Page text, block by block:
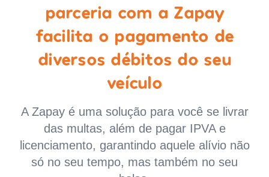
parceria com a Zapay
facilita o pagamento de
diversos débitos do seu
veículo
A Zapay é uma solução para você se livrar
das multas, além de pagar IPVA e
licenciamento, garantindo aquele alívio não
só no seu tempo, mas também no seu